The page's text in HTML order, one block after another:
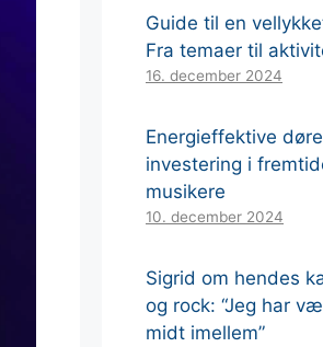
Guide til en
Fra temaer til
16. december 2024
Energieffektive
investering i
musikere
10. december 2024
Sigrid om hendes
og rock: “Jeg har
midt imellem”